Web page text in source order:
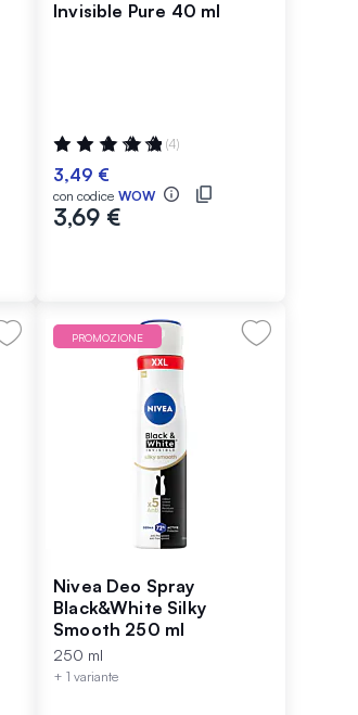
Invisible Pure 40 ml
Valutazione:
100%
(4)
3,49 €
con codice WOW
3,69 €
PROMOZIONE
Nivea Deo Spray
Black&White Silky
Smooth 250 ml
250 ml
+ 1 variante